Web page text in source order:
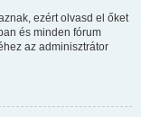
ezért olvasd el őket
és minden fórum
az adminisztrátor